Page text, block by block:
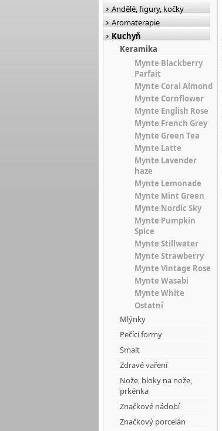
Andělé, figury, kočky
Aromaterapie
Kuchyň
Keramika
Mynte Blackberry
Parfait
Mynte Coral Almond
Mynte Cornflower
Mynte English Rose
Mynte French Grey
Mynte Green Tea
Mynte Latte
Mynte Lavender
haze
Mynte Lemonade
Mynte Mint Green
Mynte Nordic Sky
Mynte Pumpkin
Spice
Mynte Stillwater
Mynte Strawberry
Mynte Vintage Rose
Mynte Wasabi
Mynte White
Ostatní
Mlýnky
Pečící formy
Smalt
Zdravé vaření
Nože, bloky na nože,
prkénka
Značkové nádobí
Značkový porcelán